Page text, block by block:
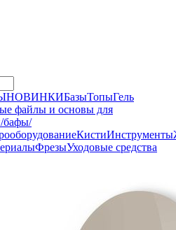
НОВИНКИБазыТопыГель
файлы и основы для
бафы/
КистиИнструменты
ФрезыУходовые средства